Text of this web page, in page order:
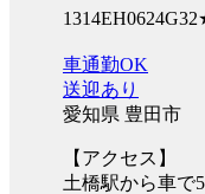
車通勤OK
送迎あり
愛知県 豊田市
【アクセス】
土橋駅から車で